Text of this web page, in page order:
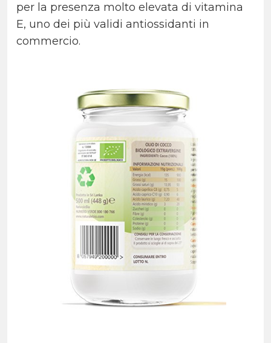
per la presenza molto elevata di vitamina
E, uno dei più validi antiossidanti in
commercio.